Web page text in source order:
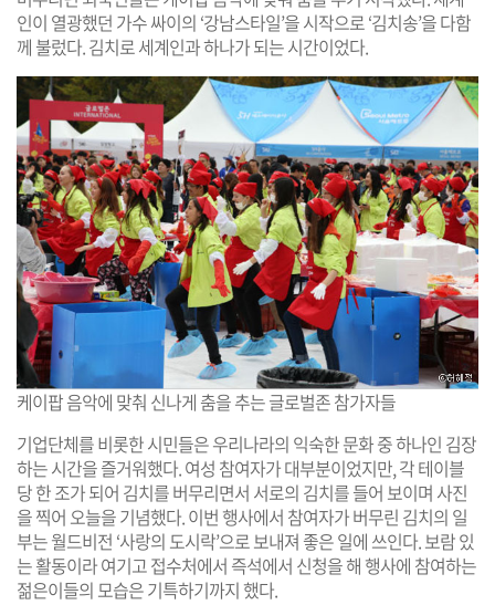
인이 열광했던 가수 싸이의 ‘강남스타일’을 시작으로 ‘김치송’을 다함
께 불렀다. 김치로 세계인과 하나가 되는 시간이었다.
케이팝 음악에 맞춰 신나게 춤을 추는 글로벌존 참가자들
기업단체를 비롯한 시민들은 우리나라의 익숙한 문화 중 하나인 김장
하는 시간을 즐거워했다. 여성 참여자가 대부분이었지만, 각 테이블
당 한 조가 되어 김치를 버무리면서 서로의 김치를 들어 보이며 사진
을 찍어 오늘을 기념했다. 이번 행사에서 참여자가 버무린 김치의 일
부는 월드비전 ‘사랑의 도시락’으로 보내져 좋은 일에 쓰인다. 보람 있
는 활동이라 여기고 접수처에서 즉석에서 신청을 해 행사에 참여하는
젊은이들의 모습은 기특하기까지 했다.